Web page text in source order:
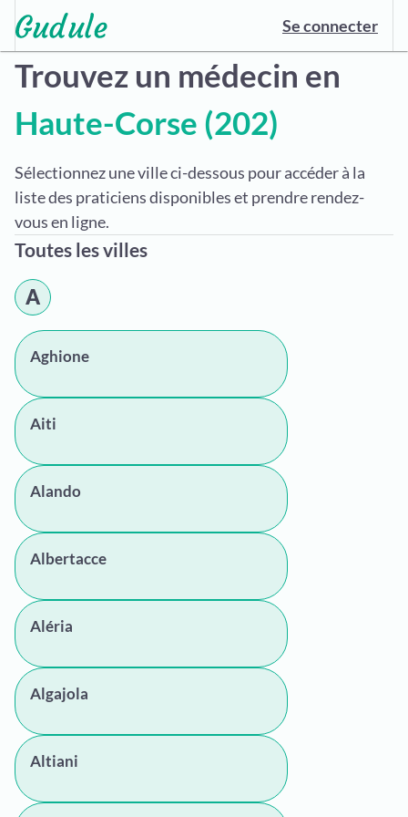
Se connecter
Trouvez un médecin en
Haute-Corse (202)
Sélectionnez une ville ci-dessous pour accéder à la
liste des praticiens disponibles et prendre rendez-
vous en ligne.
Toutes les villes
A
Aghione
Aiti
Alando
Albertacce
Aléria
Algajola
Altiani